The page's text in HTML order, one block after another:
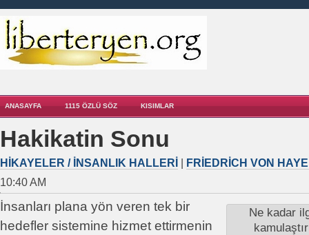
ANASAYFA 1115 ÖZLÜ SÖZ KISIMLAR
Hakikatin Sonu
HIKAYELER / İNSANLIK HALLERI
FRIEDRICH VON
10:40 AM
Ne kadar
İnsanları plana yön veren tek bir
hedefler sistemine hizmet ettirmenin